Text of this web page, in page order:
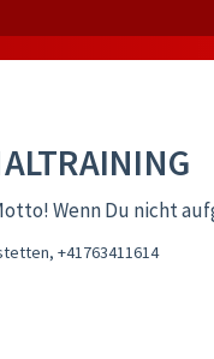
Wenn Du nicht
, +41763411614